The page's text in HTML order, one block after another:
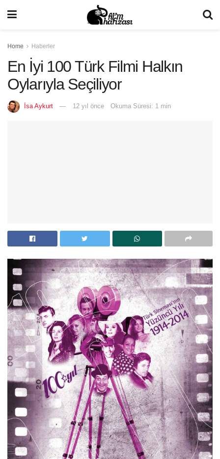
Home Haberler
En İyi 100 Türk Filmi Halkın
Oylarıyla Seçiliyor
İsa Aykurt 12 yıl önce Okuma Süresi: 1 min